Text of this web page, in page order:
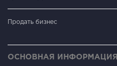
Продать бизнес
ОСНОВНАЯ ИНФОРМАЦИЯ